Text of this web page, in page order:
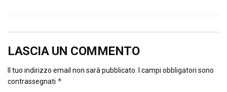
LASCIA UN COMMENTO
Il tuo indirizzo email non sarà pubblicato.
I campi obbligatori sono
contrassegnati *